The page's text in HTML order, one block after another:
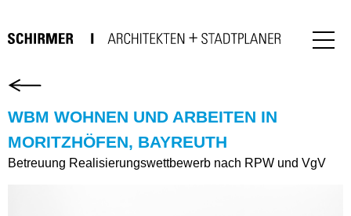
WBM WOHNEN UND ARBEITEN IN
MORITZHÖFEN, BAYREUTH
Betreuung Realisierungswettbewerb nach RPW und VgV